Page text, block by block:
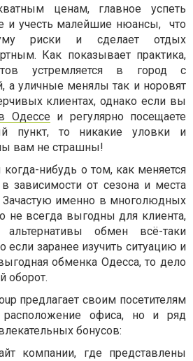
ценам, главное успеть
и учесть малейшие нюансы,
что
риски и сделает отдых
Как показывает практика,
устремляется в город с
а уличные менялы так и норовят
клиентах, однако если вы
Одессе и регулярно посещаете
пункт, то никакие уловки и
вам не страшны!
нибудь о том, как меняется
в зависимости от сезона и места
Зачастую именно в многолюдных
не всегда выгодны для клиента,
обмен всё-таки
если заранее изучить ситуацию и
обменка Одесса, то дело
оборот.
предлагает своим посетителям
офиса, но и ряд
бонусов:
компании, где представлены